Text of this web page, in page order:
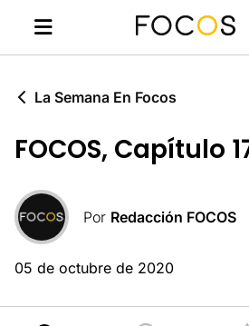
La Semana En Focos
FOCOS, Capítulo
Por Redacción FOCOS
05 de octubre de 2020